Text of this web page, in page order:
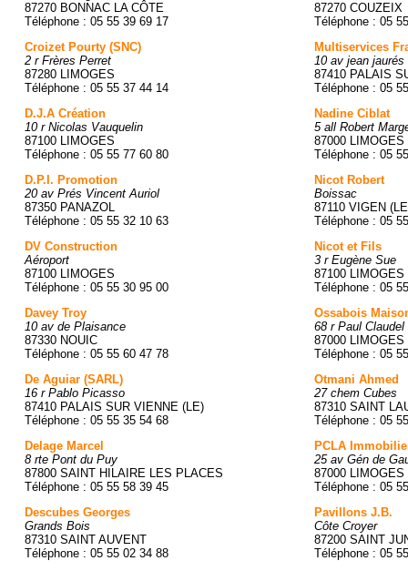
87270 BONNAC LA CÔTE
Téléphone : 05 55 39 69 17
Croizet Pourty (SNC)
2 r Frères Perret
87280 LIMOGES
Téléphone : 05 55 37 44 14
D.J.A Création
10 r Nicolas Vauquelin
87100 LIMOGES
Téléphone : 05 55 77 60 80
D.P.I. Promotion
20 av Prés Vincent Auriol
87350 PANAZOL
Téléphone : 05 55 32 10 63
DV Construction
Aéroport
87100 LIMOGES
Téléphone : 05 55 30 95 00
Davey Troy
10 av de Plaisance
87330 NOUIC
Téléphone : 05 55 60 47 78
De Aguiar (SARL)
16 r Pablo Picasso
87410 PALAIS SUR VIENNE (LE)
Téléphone : 05 55 35 54 68
Delage Marcel
8 rte Pont du Puy
87800 SAINT HILAIRE LES PLACES
Téléphone : 05 55 58 39 45
Descubes Georges
Grands Bois
87310 SAINT AUVENT
Téléphone : 05 55 02 34 88
87270 COUZEIX
Téléphone : 05
Multiservices
10 av jean jaurés
87410 PALAIS
Téléphone : 05
Nadine Ciblat
5 all Robert
87000 LIMOGES
Téléphone : 05
Nicot Robert
Boissac
87110 VIGEN
Téléphone : 05
Nicot et Fils
3 r Eugène Sue
87100 LIMOGES
Téléphone : 05
Ossabois
68 r Paul Claudel
87000 LIMOGES
Téléphone : 05
Otmani Ahmed
27 chem Cubes
87310 SAINT
Téléphone : 05
PCLA
25 av Gén de
87000 LIMOGES
Téléphone : 05
Pavillons J.B.
Côte Croyer
87200 SAINT
Téléphone : 05